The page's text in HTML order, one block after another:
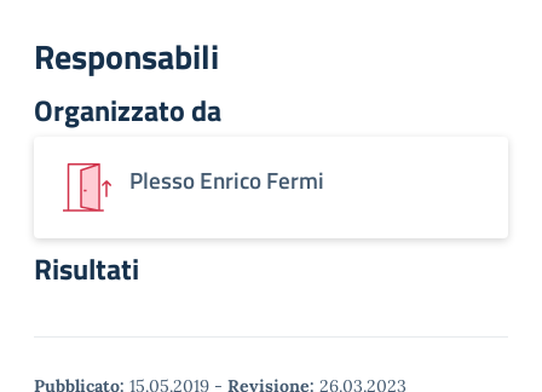
Responsabili
Organizzato da
Plesso Enrico Fermi
Risultati
Pubblicato: 15.05.2019 - Revisione: 26.03.2023